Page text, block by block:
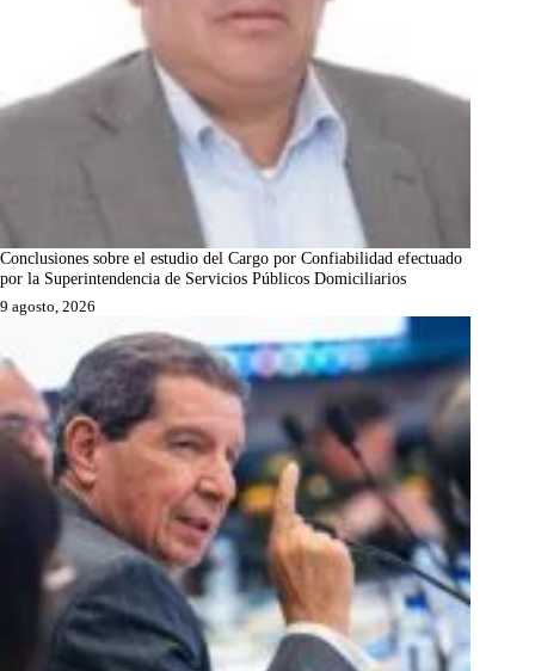
Conclusiones sobre el estudio del Cargo por Confiabilidad efectuado
por la Superintendencia de Servicios Públicos Domiciliarios
9 agosto, 2026